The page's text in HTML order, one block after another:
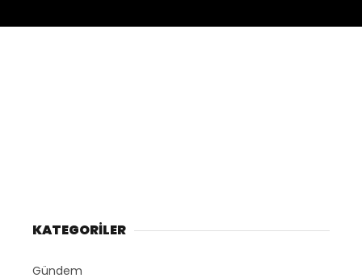
KATEGORİLER
Gündem